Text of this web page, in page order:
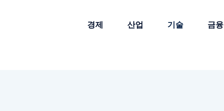
경제 산업 기술 금융